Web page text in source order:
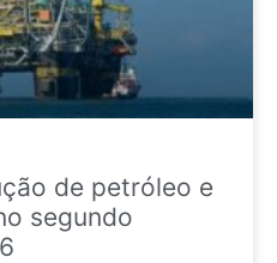
de petróleo e
segundo